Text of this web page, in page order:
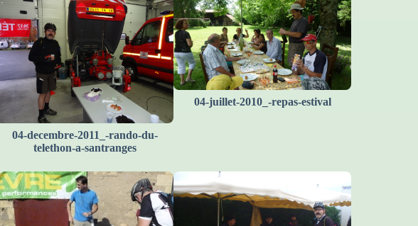
04-decembre-2011_-rando-du-
telethon-a-santranges
04-juillet-2010_-repas-estival